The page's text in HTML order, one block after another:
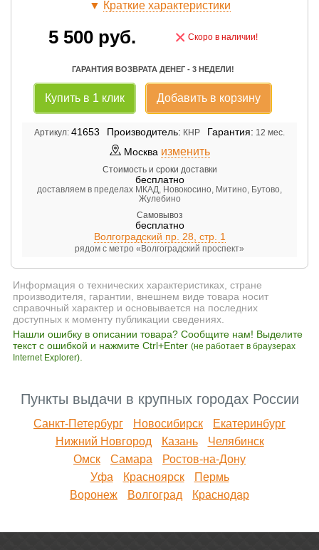
▼ Краткие характеристики
5 500 руб. × Скоро в наличии!
ГАРАНТИЯ ВОЗВРАТА ДЕНЕГ - 3 НЕДЕЛИ!
Купить в 1 клик Добавить в корзину
Артикул: 41653 Производитель: КНР Гарантия: 12 мес.
Москва изменить
Стоимость и сроки доставки
бесплатно
доставляем в пределах МКАД, Новокосино, Митино, Бутово,
Жулебино
Самовывоз
бесплатно
Волгоградский пр. 28, стр. 1
рядом с метро «Волгоградский проспект»
Информация о технических характеристиках, стране
производителя, гарантии, внешнем виде товара носит
справочный характер и основывается на последних
доступных к моменту публикации сведениях.
Нашли ошибку в описании товара? Сообщите нам! Выделите
текст с ошибкой и нажмите Ctrl+Enter (не работает в браузерах
Internet Explorer)
Пункты выдачи в крупных городах России
Санкт-Петербург Новосибирск
Екатеринбург
Нижний Новгород
Казань
Челябинск
Омск
Самара
Ростов-на-Дону
Уфа
Красноярск
Пермь
Воронеж
Волгоград Краснодар